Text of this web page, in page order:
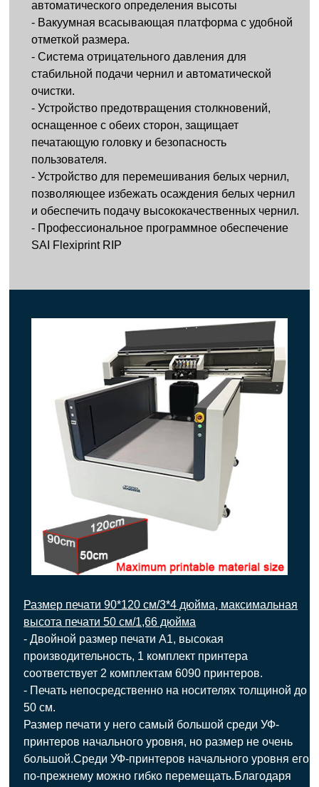
автоматического определения высоты
- Вакуумная всасывающая платформа с удобной
отметкой размера.
- Система отрицательного давления для
стабильной подачи чернил и автоматической
очистки.
- Устройство предотвращения столкновений,
оснащенное с обеих сторон, защищает
печатающую головку и безопасность
пользователя.
- Устройство для перемешивания белых чернил,
позволяющее избежать осаждения белых чернил
и обеспечить подачу высококачественных чернил.
- Профессиональное программное обеспечение
SAI Flexiprint RIP
Размер печати 90*120 см/3*4 дюйма, максимальная
высота печати 50 см/1,66 дюйма
- Двойной размер печати А1, высокая
производительность, 1 комплект принтера
соответствует 2 комплектам 6090 принтеров.
- Печать непосредственно на носителях толщиной до
50 см.
Размер печати у него самый большой среди УФ-
принтеров начального уровня, но размер не очень
большой.Среди УФ-принтеров начального уровня его
по-прежнему можно гибко перемещать.Благодаря